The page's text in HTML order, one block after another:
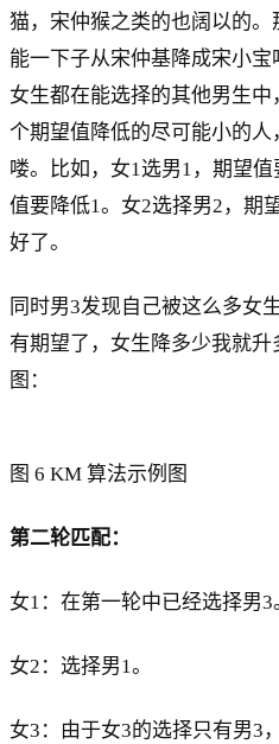
猫，宋仲猴之类的也阔以的
能一下子从宋仲基降成宋小
女生都在能选择的其他男生
个期望值降低的尽可能小的
喽。比如，女1选男1，期望
值要降低1。女2选择男2，期
好了。
同时男3发现自己被这么多女
有期望了，女生降多少我就
图：
图 6 KM 算法示例图
第二轮匹配：
女1：在第一轮中已经选择男3
女2：选择男1。
女3：由于女3的选择只有男3